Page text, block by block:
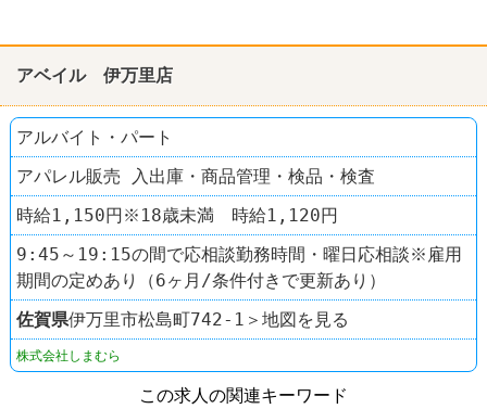
アベイル 伊万里店
アルバイト・パート
アパレル販売 入出庫・商品管理・検品・検査
時給1,150円※18歳未満 時給1,120円
9:45～19:15の間で応相談勤務時間・曜日応相談※雇用
期間の定めあり（6ヶ月/条件付きで更新あり）
佐賀県伊万里市松島町742-1＞地図を見る
株式会社しまむら
この求人の関連キーワード